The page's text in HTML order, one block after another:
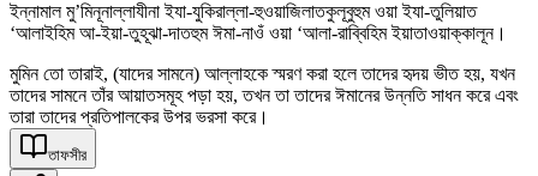
ইন্নামাল মু’মিনূনাল্লাযীনা ইযা-যুকিরাল্লা-হুওয়াজিলাতকুলূবুহুম ওয়া ইযা-তুলিয়াত
‘আলাইহিম আ-ইয়া-তুহূঝা-দাতহুম ঈমা-নাওঁ ওয়া ‘আলা-রাব্বিহিম ইয়াতাওয়াক্কালূন।
মুমিন তো তারাই, (যাদের সামনে) আল্লাহকে স্মরণ করা হলে তাদের হৃদয় ভীত হয়, যখন
তাদের সামনে তাঁর আয়াতসমূহ পড়া হয়, তখন তা তাদের ঈমানের উন্নতি সাধন করে এবং
তারা তাদের প্রতিপালকের উপর ভরসা করে।
তাফসীর